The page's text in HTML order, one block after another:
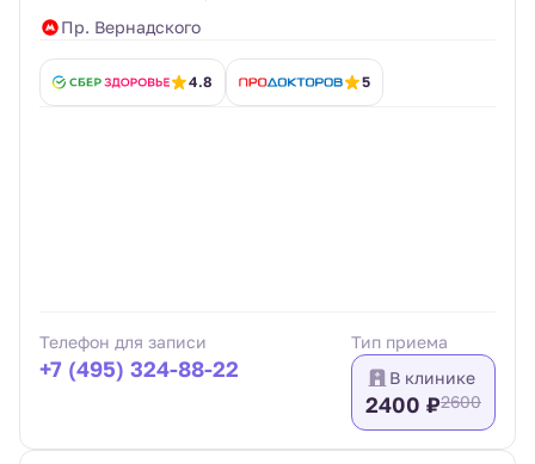
Пр. Вернадского
4.8 5
Тип приема
В клинике
2400 ₽2600
Телефон для записи
+7 (495) 324-88-22